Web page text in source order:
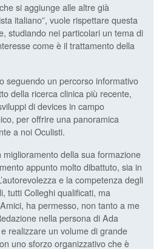
si aggiunge alle altre già
italiano”, vuole rispettare questa
studiando nei particolari un tema di
come è il trattamento della
seguendo un percorso informativo
della ricerca clinica più recente,
di devices in campo
per offrire una panoramica
a noi Oculisti.
della sua formazione
appunto molto dibattuto, sia in
e la competenza degli
tutti Colleghi qualificati, ma
ha permesso, non tanto a me
nella persona di Ada
realizzare un volume di grande
uno sforzo organizzativo che è